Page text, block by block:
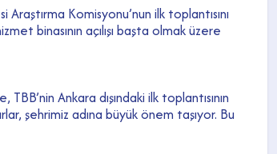
Komisyonu’nun ilk toplantısını
binasının açılışı başta olmak üzere
Ankara dışındaki ilk toplantısının
şehrimiz adına büyük önem taşıyor. Bu